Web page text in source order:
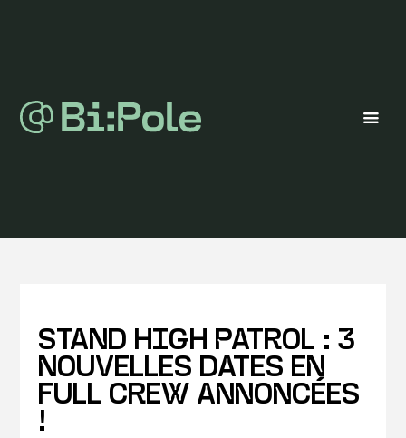
STAND HIGH PATROL : 3
NOUVELLES DATES EN
FULL CREW ANNONCÉES
!